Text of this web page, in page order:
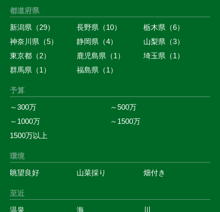
都道府県
新潟県（29）
長野県（10）
栃木県（6）
神奈川県（5）
静岡県（4）
山梨県（3）
東京都（2）
鹿児島県（1）
埼玉県（1）
群馬県（1）
福島県（1）
予算
～300万
～500万
～1000万
～1500万
1500万以上
環境
眺望良好
山菜採り 畑付き
至近
温泉
海
川